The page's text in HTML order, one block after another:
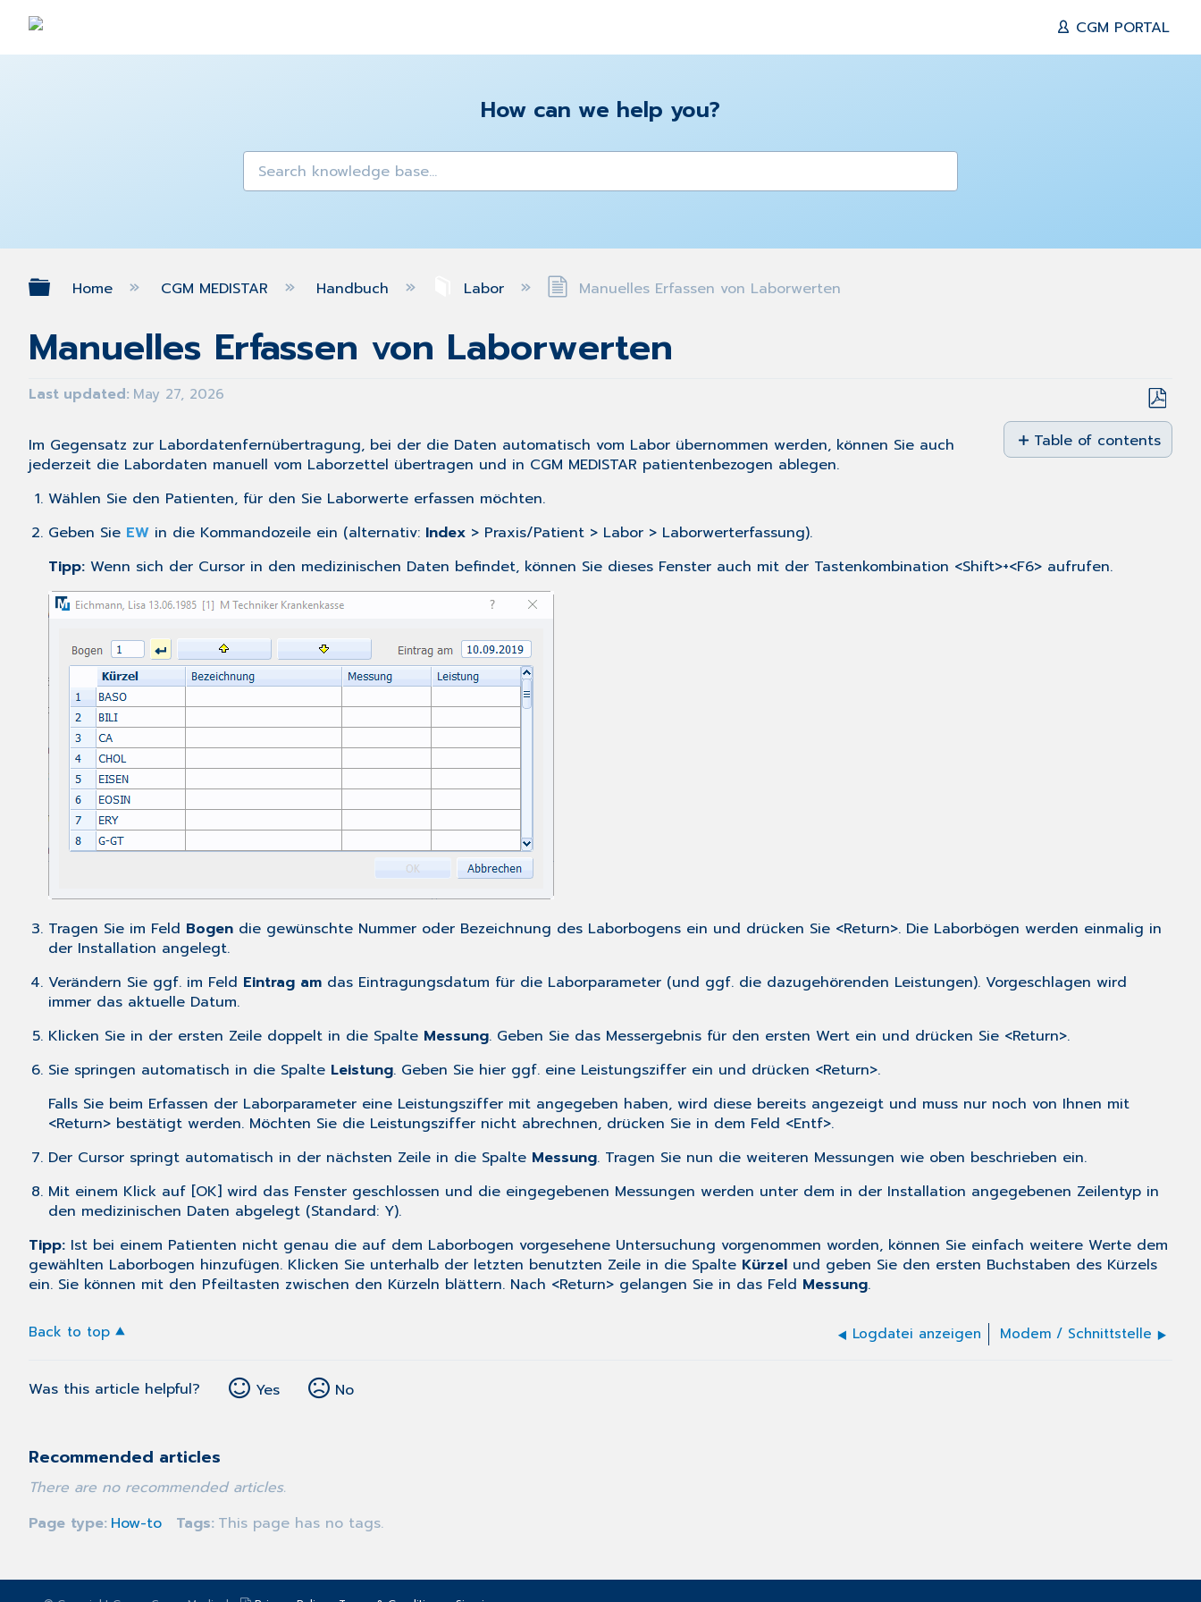
CGM PORTAL
How can we help you?
Expand/collapse global hierarchy
Home CGM MEDISTAR Handbuch Labor Manuelles Erfassen von Laborwerten
Manuelles Erfassen von Laborwerten
Last updated May 27, 2026
Save
as
PDF
Table of contents
No
Im Gegensatz zur Labordatenfernübertragung, bei der die Daten automatisch vom Labor übernommen werden, können Sie auch
jederzeit die Labordaten manuell vom Laborzettel übertragen und in CGM MEDISTAR patientenbezogen ablegen.
Wählen Sie den Patienten, für den Sie Laborwerte erfassen möchten.
Geben Sie EW in die Kommandozeile ein (alternativ: Index > Praxis/Patient > Labor > Laborwerterfassung).
Tipp:Wenn sich der Cursor in den medizinischen Daten befindet, können Sie dieses Fenster auch mit der Tastenkombination <Shift>+<F6> aufrufen.
Tragen Sie im Feld Bogen die gewünschte Nummer oder Bezeichnung des Laborbogens ein und drücken Sie <Return>. Die Laborbögen werden einmalig in
der Installation angelegt.
Verändern Sie ggf. im Feld Eintrag am das Eintragungsdatum für die Laborparameter (und ggf. die dazugehörenden Leistungen). Vorgeschlagen wird
immer das aktuelle Datum.
Klicken Sie in der ersten Zeile doppelt in die Spalte Messung. Geben Sie das Messergebnis für den ersten Wert ein und drücken Sie <Return>.
Sie springen automatisch in die Spalte Leistung. Geben Sie hier ggf. eine Leistungsziffer ein und drücken <Return>.
Falls Sie beim Erfassen der Laborparameter eine Leistungsziffer mit angegeben haben, wird diese bereits angezeigt und muss nur noch von Ihnen mit
<Return> bestätigt werden. Möchten Sie die Leistungsziffer nicht abrechnen, drücken Sie in dem Feld <Entf>.
Der Cursor springt automatisch in der nächsten Zeile in die Spalte Messung. Tragen Sie nun die weiteren Messungen wie oben beschrieben ein.
Mit einem Klick auf [OK] wird das Fenster geschlossen und die eingegebenen Messungen werden unter dem in der Installation angegebenen Zeilentyp in
den medizinischen Daten abgelegt (Standard: Y).
Tipp: Ist bei einem Patienten nicht genau die auf dem Laborbogen vorgesehene Untersuchung vorgenommen worden, können Sie einfach weitere Werte dem
gewählten Laborbogen hinzufügen. Klicken Sie unterhalb der letzten benutzten Zeile in die Spalte Kürzel und geben Sie den ersten Buchstaben des Kürzels
ein. Sie können mit den Pfeiltasten zwischen den Kürzeln blättern. Nach <Return> gelangen Sie in das Feld Messung.
Back to top Logdatei anzeigen Modem / Schnittstelle
Was this article helpful? Yes No
Recommended articles
There are no recommended articles.
Page type How-to Tags This page has no tags.